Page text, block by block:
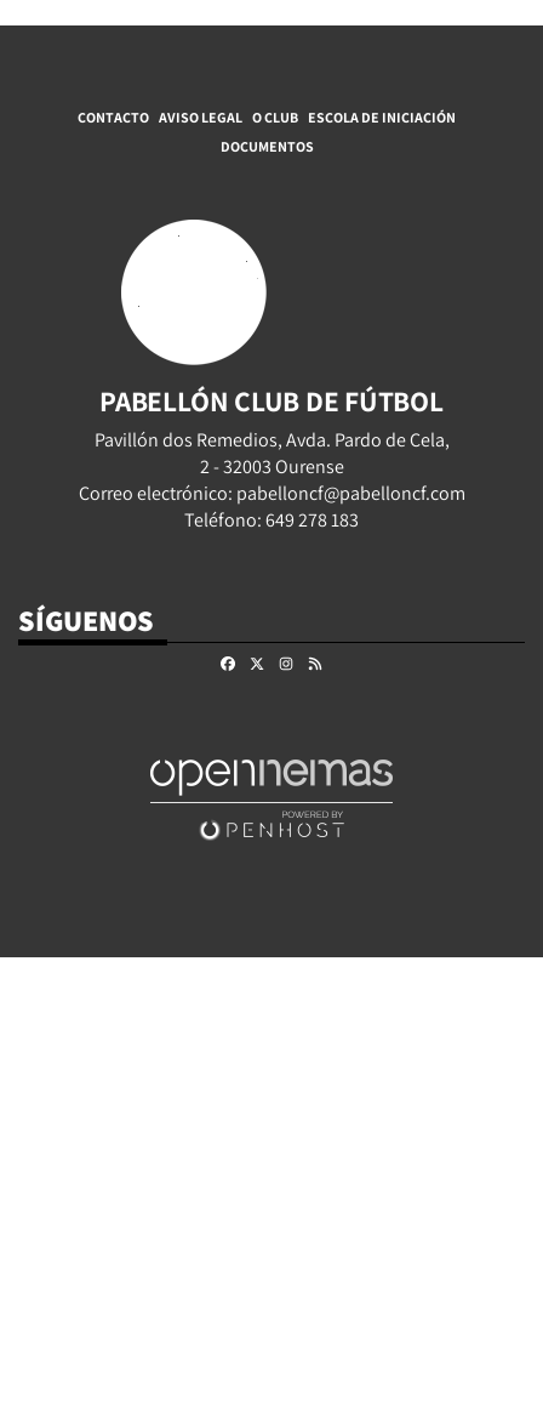
CONTACTO AVISO LEGAL O CLUB ESCOLA DE INICIACIÓN
DOCUMENTOS
PABELLÓN CLUB DE FÚTBOL
Pavillón dos Remedios, Avda. Pardo de Cela,
2 - 32003 Ourense
Correo electrónico: pabelloncf@pabelloncf.com
Teléfono: 649 278 183
SÍGUENOS
FacebookInstagram